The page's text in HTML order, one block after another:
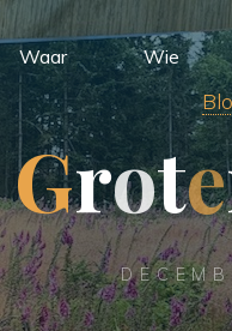
Waar Wie
Grote